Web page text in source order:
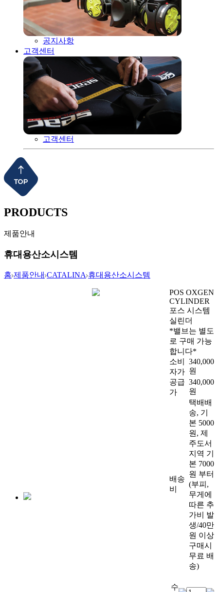
공지사항
고객센터
고객센터
PRODUCTS
제품안내
휴대용산소시스템
홈 제품안내 CATALINA 휴대용산소시스템
POS OXGEN
CYLINDER
포스 시스템
실린더
*밸브는 별도
로 구매 가능
합니다*
소비
자가
340,000
원
공급
가
340,000
원
배송
비
택배배
송, 기
본 5000
원, 제
주도서
지역 기
본 7000
원 부터
(부피,
무게에
따른 추
가비 발
생/40만
원 이상
구매시
무료 배
송)
수